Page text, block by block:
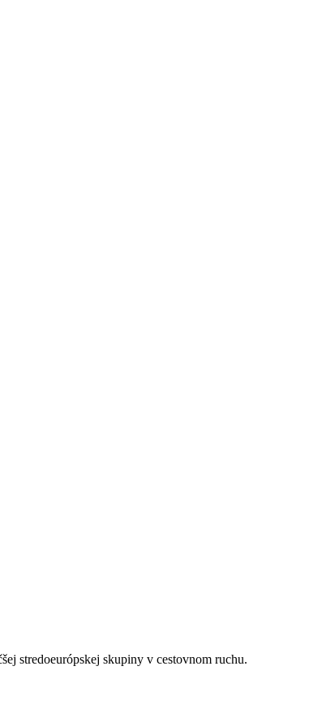
- gril, stredomorská, latinskoamerická), 5 barov
uvedené vybavenie):
Club:
Club:
zahraničnej výroby vrátane prémiových značiek
rezervácie
Dreams La Romana
stredoeurópskej skupiny v cestovnom ruchu.